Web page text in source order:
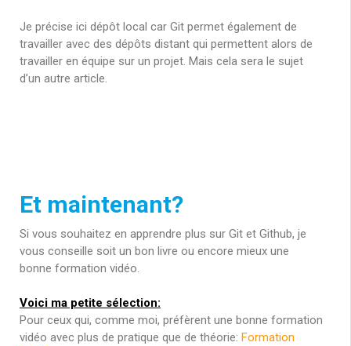
Je précise ici dépôt local car Git permet également de
travailler avec des dépôts distant qui permettent alors de
travailler en équipe sur un projet. Mais cela sera le sujet
d’un autre article.
Et maintenant?
Si vous souhaitez en apprendre plus sur Git et Github, je
vous conseille soit un bon livre ou encore mieux une
bonne formation vidéo.
Voici ma petite sélection:
Pour ceux qui, comme moi, préfèrent une bonne formation
vidéo avec plus de pratique que de théorie: Formation